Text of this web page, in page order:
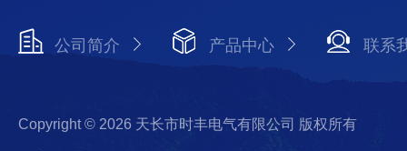
公司简介 产品中心 联系
Copyright © 2026 天长市时丰电气有限公司 版权所有